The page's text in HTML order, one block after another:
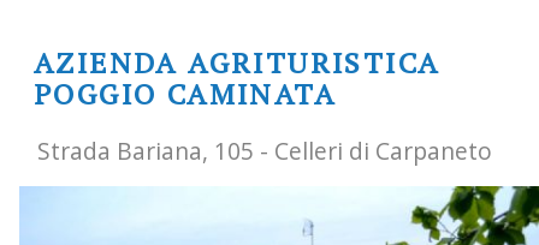
AZIENDA AGRITURISTICA
POGGIO CAMINATA
Strada Bariana, 105 - Celleri di Carpaneto